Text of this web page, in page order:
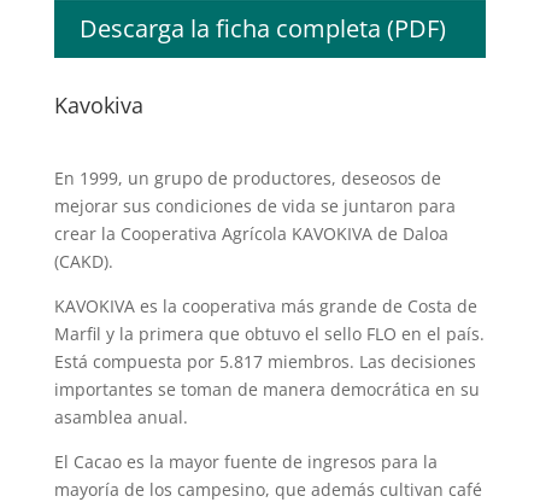
Descarga la ficha completa (PDF)
Kavokiva
En 1999, un grupo de productores, deseosos de
mejorar sus condiciones de vida se juntaron para
crear la Cooperativa Agrícola KAVOKIVA de Daloa
(CAKD).
KAVOKIVA es la cooperativa más grande de Costa de
Marfil y la primera que obtuvo el sello FLO en el país.
Está compuesta por 5.817 miembros. Las decisiones
importantes se toman de manera democrática en su
asamblea anual.
El Cacao es la mayor fuente de ingresos para la
mayoría de los campesino, que además cultivan café